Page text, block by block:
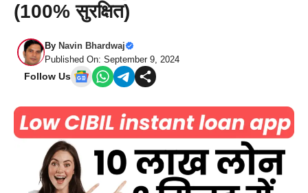
(100% सुरक्षित)
By Navin Bhardwaj
Published On: September 9, 2024
Follow Us